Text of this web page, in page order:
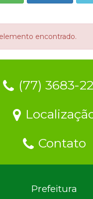
encontrado.
(77) 3683-
Contato
Prefeitura